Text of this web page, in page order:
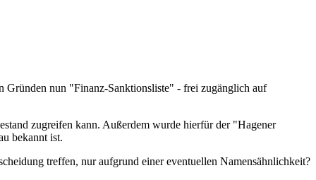
Gründen nun "Finanz-Sanktionsliste" - frei zugänglich auf
zugreifen kann. Außerdem wurde hierfür der "Hagener
bekannt ist.
treffen, nur aufgrund einer eventuellen Namensähnlichkeit?